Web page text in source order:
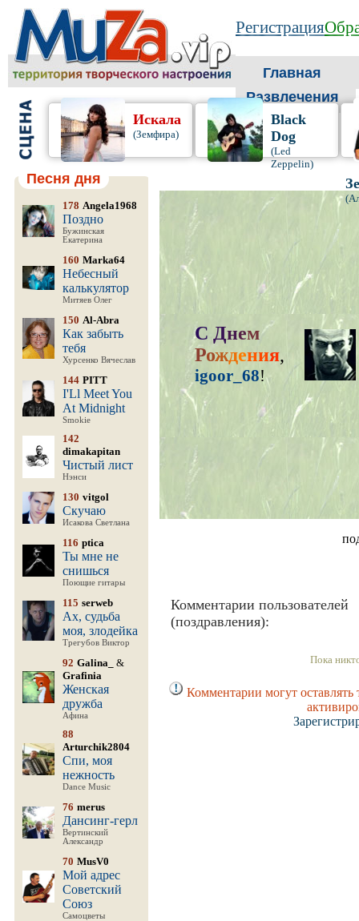
Регистрация
Главная
Развлечения
Искала
(Земфира)
Black
Dog
(Led
Zeppelin)
Песня дня
178 Angela1968
Поздно
Бужинская
Екатерина
160 Marka64
Небесный
калькулятор
Митяев Олег
150 Al-Abra
Как забыть
тебя
Хурсенко Вячеслав
144 PITT
I'Ll Meet You
At Midnight
Smokie
142
dimakapitan
Чистый лист
Нэнси
130 vitgol
Скучаю
Исакова Светлана
116 ptica
Ты мне не
снишься
Поющие гитары
115 serweb
Ах, судьба
моя, злодейка
Трегубов Виктор
92 Galina_
&
Grafinia
Женская
дружба
Афина
88
Arturchik2804
Спи, моя
нежность
Dance Music
76 merus
Дансинг-герл
Вертинский
Александр
70 MusV0
Мой адрес
Советский
Союз
Самоцветы
С Днем
Рождения,
igoor_68!
Комментарии пользователей
(поздравления):
Пока
Комментарии могут оставлять